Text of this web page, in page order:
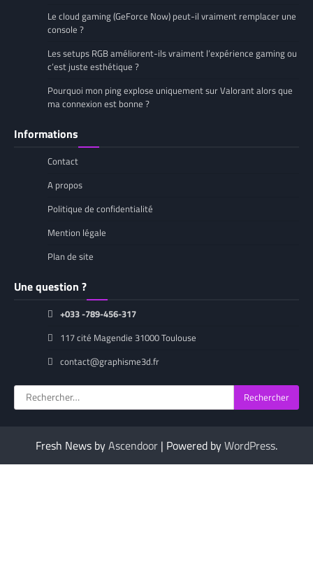
Le cloud gaming (GeForce Now) peut-il vraiment remplacer une
console ?
Les setups RGB améliorent-ils vraiment l’expérience gaming ou
c’est juste esthétique ?
Pourquoi mon ping explose uniquement sur Valorant alors que
ma connexion est bonne ?
Informations
Contact
A propos
Politique de confidentialité
Mention légale
Plan de site
Une question ?
+033 -789-456-317
117 cité Magendie 31000 Toulouse
contact@graphisme3d.fr
Rechercher :
Fresh News byAscendoor | Powered byWordPress.